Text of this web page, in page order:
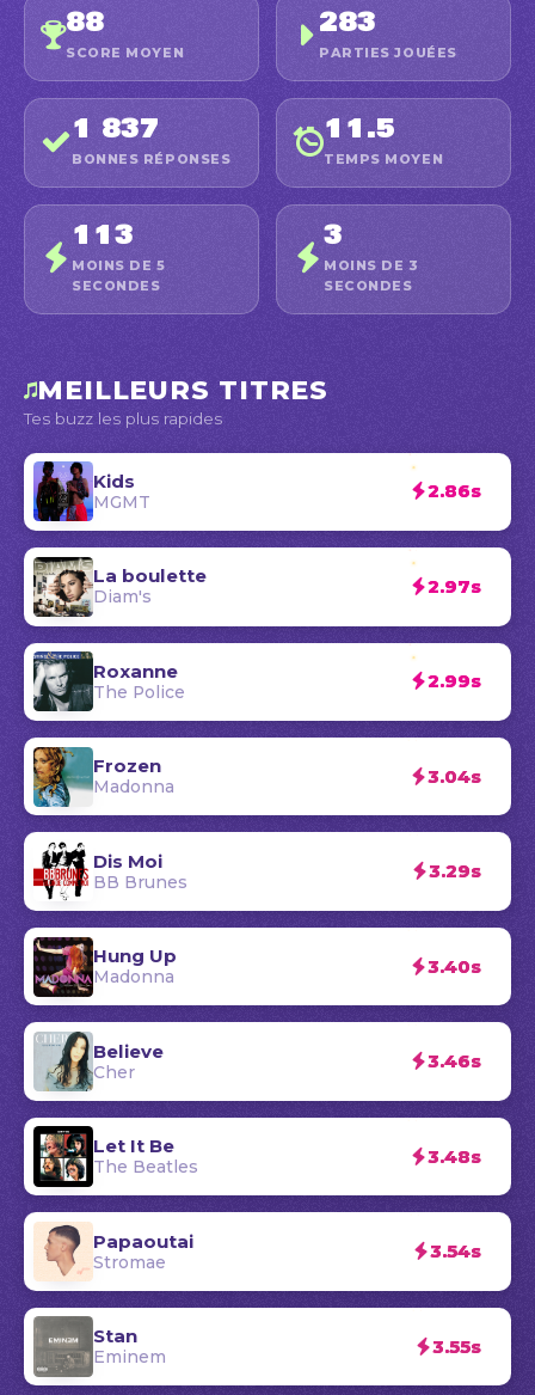
88
SCORE MOYEN
283
PARTIES JOUÉES
1 837
BONNES RÉPONSES
11.5
TEMPS MOYEN
113
MOINS DE 5
SECONDES
3
MOINS DE 3
SECONDES
MEILLEURS TITRES
Tes buzz les plus rapides
Kids
MGMT 2.86s
La boulette
Diam's 2.97s
Roxanne
The Police 2.99s
Frozen
Madonna 3.04s
Dis Moi
BB Brunes 3.29s
Hung Up
Madonna 3.40s
Believe
Cher 3.46s
Let It Be
The Beatles 3.48s
Papaoutai
Stromae 3.54s
Stan
Eminem 3.55s